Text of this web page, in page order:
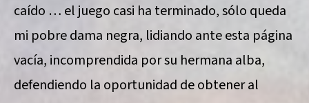
caído … el juego casi ha terminado, sólo queda
mi pobre dama negra, lidiando ante esta página
vacía, incomprendida por su hermana alba,
defendiendo la oportunidad de obtener al